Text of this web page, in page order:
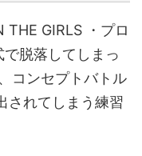
THE GIRLS ・プロ
脱落してしまっ
コンセプトバトル
されてしまう練習